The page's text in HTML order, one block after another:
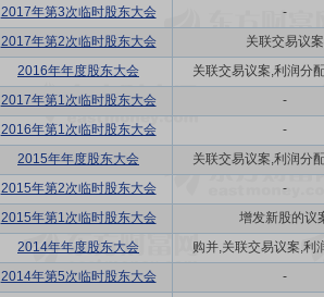
2017年第3次临时股东大会
-
2017年第2次临时股东大会
关联交易议案
2016年年度股东大会
关联交易议案,利润分
2017年第1次临时股东大会
-
2016年第1次临时股东大会
-
2015年年度股东大会
关联交易议案,利润分
2015年第2次临时股东大会
-
2015年第1次临时股东大会
增发新股的议
2014年年度股东大会
购并,关联交易议案,利
2014年第5次临时股东大会
-